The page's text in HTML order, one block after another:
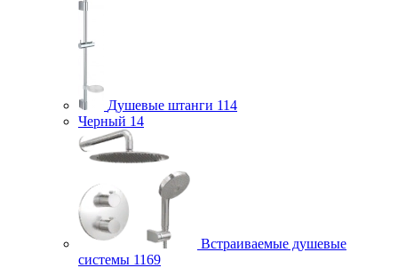
Душевые штанги 114
Черный 14
Встраиваемые душевые
системы 1169